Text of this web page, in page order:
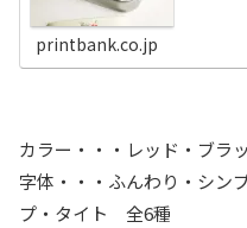
printbank.co.jp
カラー・・・レッド・ブ
字体・・・ふんわり・シン
プ・タイト 全6種